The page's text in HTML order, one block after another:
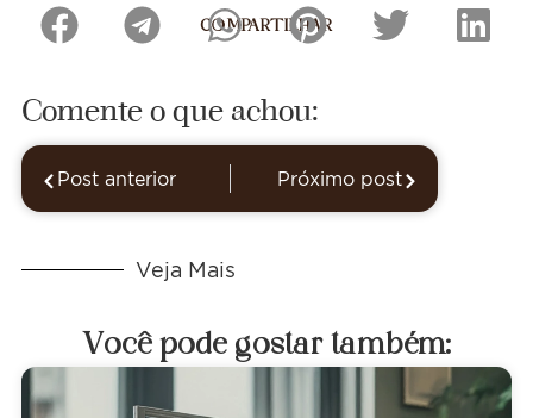
COMPARTILHAR
Comente o que achou:
Post anterior Próximo post
Veja Mais
Você pode gostar também: